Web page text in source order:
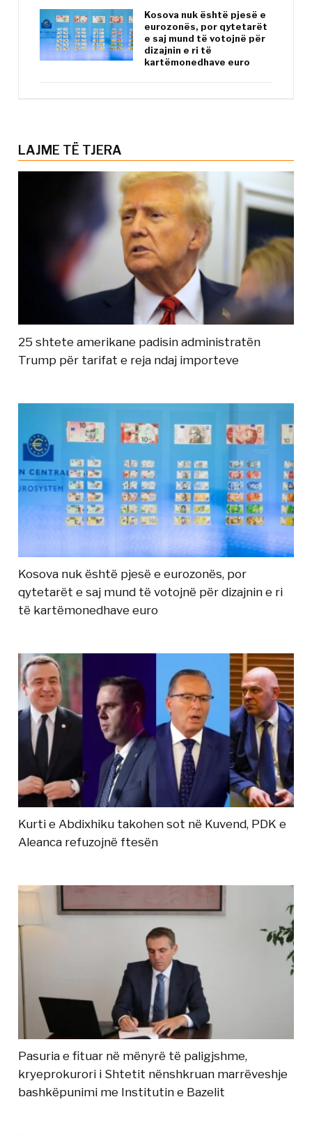
Kosova nuk është pjesë e
eurozonës, por qytetarët
e saj mund të votojnë për
dizajnin e ri të
kartëmonedhave euro
LAJME TË TJERA
25 shtete amerikane padisin administratën
Trump për tarifat e reja ndaj importeve
Kosova nuk është pjesë e eurozonës, por
qytetarët e saj mund të votojnë për dizajnin e ri
të kartëmonedhave euro
Kurti e Abdixhiku takohen sot në Kuvend, PDK e
Aleanca refuzojnë ftesën
Pasuria e fituar në mënyrë të paligjshme,
kryeprokurori i Shtetit nënshkruan marrëveshje
bashkëpunimi me Institutin e Bazelit